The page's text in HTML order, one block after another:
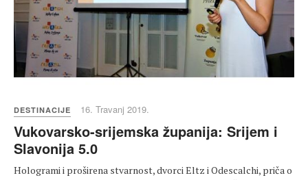
DESTINACIJE 16. Travanj 2019.
Vukovarsko-srijemska županija: Srijem i
Slavonija 5.0
Hologrami i proširena stvarnost, dvorci Eltz i Odescalchi, priča o